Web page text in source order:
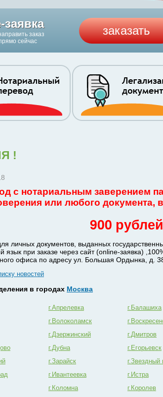
заказ
сейчас
заказать
!
с нотариальным заверением
или любого документа,
900
личных документов, выданных
язык при заказе через сайт (online-заявка)
офиса по адресу ул. Большая Ордынка, д.
новостей
в городах Москва
г.Апрелевка г.Балашиха
г.Волоколамск
г.Дзержинский г.Дмитров
г.Дубна г.Егорьевск
г.Зарайск г.Звездный
г.Ивантеевка г.Истра
г.Коломна г.Королев